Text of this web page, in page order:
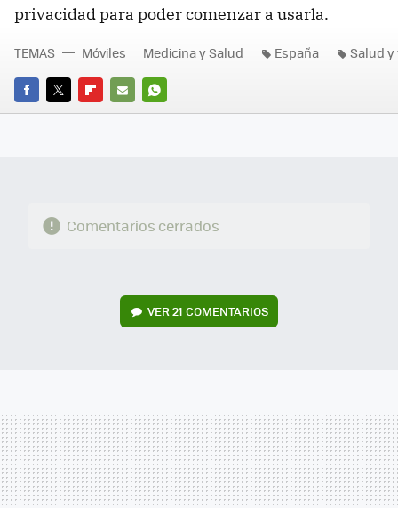
privacidad para poder comenzar a usarla.
FACEBOOK
TWITTERFLIPBOARD
E-
WHATSAPP
TEMAS Móviles Medicina y Salud España Salud
Comentarios cerrados
VER21 COMENTARIOS